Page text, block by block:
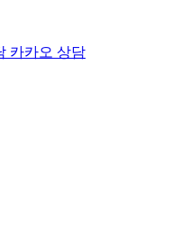
카카오 상담